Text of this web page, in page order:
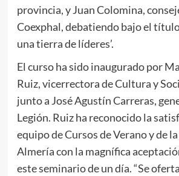
provincia, y Juan Colomina,
Coexphal, debatiendo bajo el título
una tierra de líderes’.
El curso ha sido inaugurado por
Ruiz, vicerrectora de Cultura y
junto a José Agustín Carreras,
Legión. Ruiz ha reconocido la
equipo de Cursos de Verano y de
Almería con la magnífica
este seminario de un día. “Se